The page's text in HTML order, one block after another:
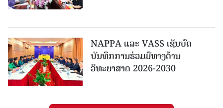
NAPPA ແລະ VASS ເຊັນບົດ
ບັນທຶກການຮ່ວມມືທາງດ້ານ
ວິທະຍາສາດ 2026-2030